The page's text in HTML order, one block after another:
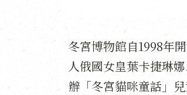
冬宮博物館自1998年
人俄國女皇葉卡捷琳
辦「冬宮貓咪童話」